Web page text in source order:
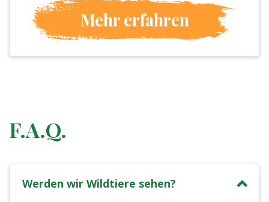
Mehr erfahren
F.A.Q.
Werden wir Wildtiere sehen?